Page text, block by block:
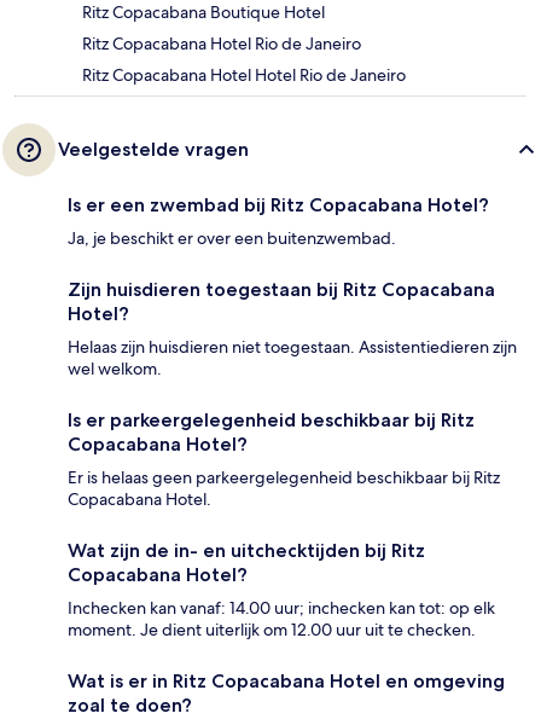
Ritz Copacabana Boutique Hotel
Ritz Copacabana Hotel Rio de Janeiro
Ritz Copacabana Hotel Hotel Rio de Janeiro
Veelgestelde vragen
Is er een zwembad bij Ritz Copacabana Hotel?
Ja, je beschikt er over een buitenzwembad.
Zijn huisdieren toegestaan bij Ritz Copacabana
Hotel?
Helaas zijn huisdieren niet toegestaan. Assistentiedieren zijn
wel welkom.
Is er parkeergelegenheid beschikbaar bij Ritz
Copacabana Hotel?
Er is helaas geen parkeergelegenheid beschikbaar bij Ritz
Copacabana Hotel.
Wat zijn de in- en uitchecktijden bij Ritz
Copacabana Hotel?
Inchecken kan vanaf: 14.00 uur; inchecken kan tot: op elk
moment. Je dient uiterlijk om 12.00 uur uit te checken.
Wat is er in Ritz Copacabana Hotel en omgeving
zoal te doen?